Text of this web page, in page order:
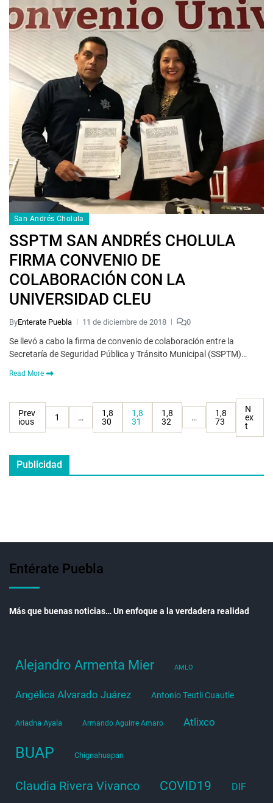
San Andrés Cholula
SSPTM SAN ANDRÉS CHOLULA
FIRMA CONVENIO DE
COLABORACIÓN CON LA
UNIVERSIDAD CLEU
ByEnterate Puebla 11 de diciembre de 2018 0
Se llevó a cabo la firma de convenio de colaboración entre la
Secretaría de Seguridad Pública y Tránsito Municipal (SSPTM)…
Read More
Prev
ious
1 …
1,8
30
1,8
31
1,8
32
…
1,8
73
N
ex
t
Publicidad
Entérate Puebla
Más que buenas noticias… Un enfoque a la verdadera realidad
Alejandro Armenta Mier AMLO
Angélica Alvarado Juárez Antonio Teutli Cuautle
Ariadna Ayala Armando Aguirre Amaro Atlixco
BUAP Chignahuapan
Claudia Rivera Vivanco COVID19 DIF